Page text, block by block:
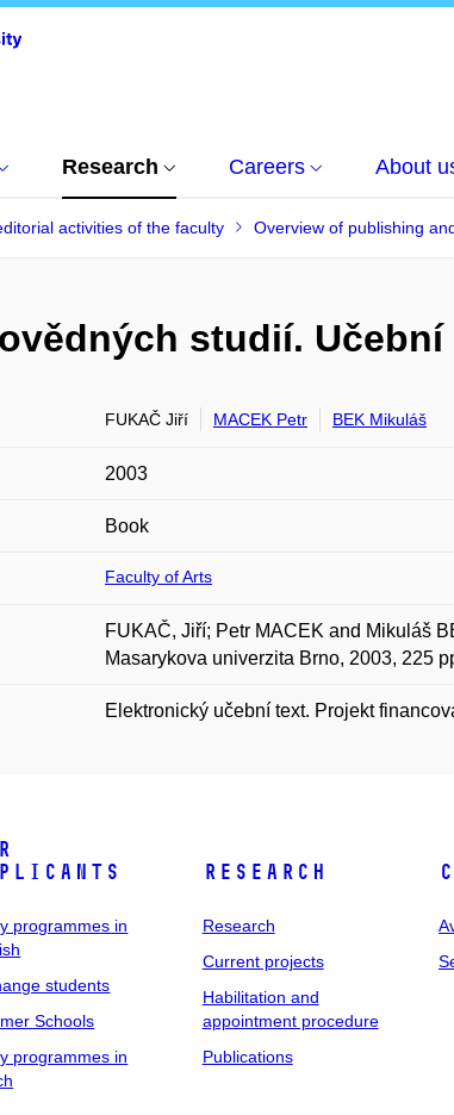
Research Careers About
activities of the faculty Overview of publishing
studií.
FUKAČ Jiří MACEK Petr BEK Mikuláš
2003
Book
Faculty of Arts
FUKAČ, Jiří; Petr MACEK and Mikuláš
Masarykova univerzita Brno, 2003, 225
Elektronický učební text. Projekt
programmes in
students
Schools
programmes in
Research
Research
Current projects
Habilitation and
appointment procedure
Publications